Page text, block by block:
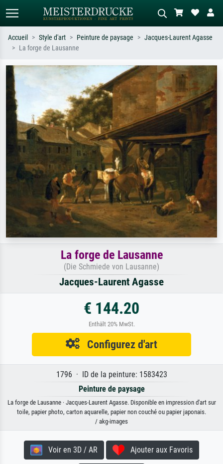
Recherchez par artiste, titre ou style –
impressionnisme, vague de Hokusai,
Décrivez la scène – ex. prairie verte,
abstrait avec beaucoup de rouge,
tableau sombre, nu debout près d'un
arbre.
Accueil Style d'art Peinture de paysage
Jacques-Laurent Agasse
La forge de Lausanne
La forge de Lausanne
(Die Schmiede von Lausanne)
Jacques-Laurent Agasse
€ 144.20
Enthält 20% MwSt.
Configurez d'art
1796 · ID de la peinture: 1583423
Peinture de paysage
La forge de Lausanne · Jacques-Laurent Agasse. Disponible en impression d'art sur
toile, papier photo, carton aquarelle, papier non couché ou papier japonais.
/ akg-images
Voir en 3D / AR Ajouter aux Favoris